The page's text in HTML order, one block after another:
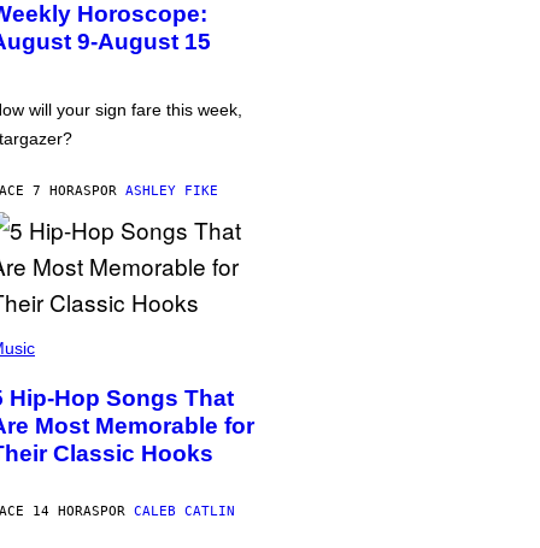
Horoscope:
9-August 15
will your sign fare this week,
7 HORASPOR ASHLEY FIKE
Hip-Hop Songs That
Most Memorable for
Classic Hooks
14 HORASPOR CALEB CATLIN